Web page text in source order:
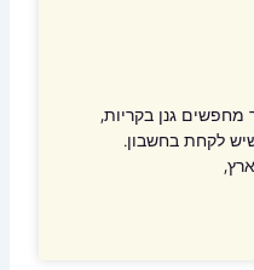
מחפשים גנן בקריות,
לקחת בחשבון.